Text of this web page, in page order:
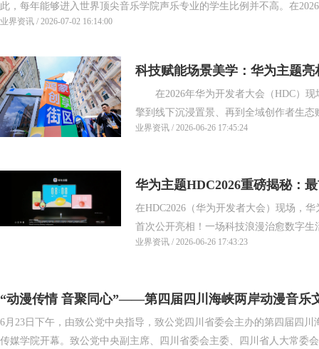
此，每年能够进入世界顶尖音乐学院声乐专业的学生比例并不高。在
业界资讯 / 2026-07-02 16:14:00
科技赋能场景美学：华为主题
交互新体验
在2026年华为开发者大会（HDC）现
擎到线下沉浸置景、再到全域创作者生态
业界资讯 / 2026-06-26 17:45:24
华为主题HDC2026重磅揭秘：
在HDC2026（华为开发者大会）现场，
首次公开亮相！一场科技浪漫治愈数字生
业界资讯 / 2026-06-26 17:43:23
“动漫传情 音聚同心”——第四届四川海峡两岸动漫音乐
成都开幕
6月23日下午，由致公党中央指导，致公党四川省委会主办的第四届四
传媒学院开幕。致公党中央副主席、四川省委会主委、四川省人大常委